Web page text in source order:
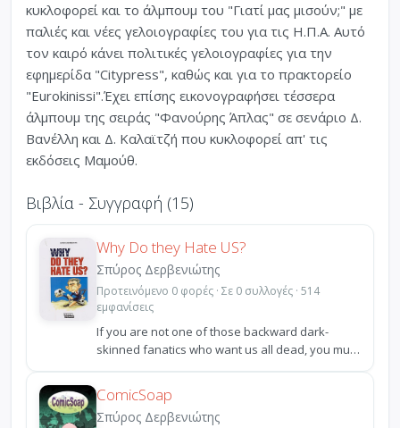
κυκλοφορεί και το άλμπουμ του "Γιατί μας μισούν;" με
παλιές και νέες γελοιογραφίες του για τις Η.Π.Α. Αυτό
τον καιρό κάνει πολιτικές γελοιογραφίες για την
εφημερίδα "Citypress", καθώς και για το πρακτορείο
"Eurokinissi".Έχει επίσης εικονογραφήσει τέσσερα
άλμπουμ της σειράς "Φανούρης Άπλας" σε σενάριο Δ.
Βανέλλη και Δ. Καλαϊτζή που κυκλοφορεί απ' τις
εκδόσεις Μαμούθ.
Βιβλία - Συγγραφή (15)
Why Do they Hate US?
Σπύρος Δερβενιώτης
Προτεινόμενο 0 φορές · Σε 0 συλλογές · 514
εμφανίσεις
If you are not one of those backward dark-
skinned fanatics who want us all dead, you must
be wonderi...
ComicSoap
Σπύρος Δερβενιώτης